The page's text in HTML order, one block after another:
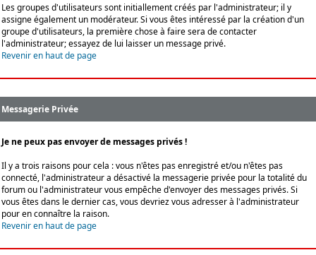
Les groupes d'utilisateurs sont initiallement créés par l'administrateur; il y
assigne également un modérateur. Si vous êtes intéressé par la création d'un
groupe d'utilisateurs, la première chose à faire sera de contacter
l'administrateur; essayez de lui laisser un message privé.
Revenir en haut de page
Messagerie Privée
Je ne peux pas envoyer de messages privés !
Il y a trois raisons pour cela : vous n'êtes pas enregistré et/ou n'êtes pas
connecté, l'administrateur a désactivé la messagerie privée pour la totalité du
forum ou l'administrateur vous empêche d'envoyer des messages privés. Si
vous êtes dans le dernier cas, vous devriez vous adresser à l'administrateur
pour en connaître la raison.
Revenir en haut de page